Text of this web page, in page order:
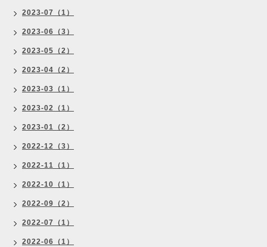
2023-07（1）
2023-06（3）
2023-05（2）
2023-04（2）
2023-03（1）
2023-02（1）
2023-01（2）
2022-12（3）
2022-11（1）
2022-10（1）
2022-09（2）
2022-07（1）
2022-06（1）